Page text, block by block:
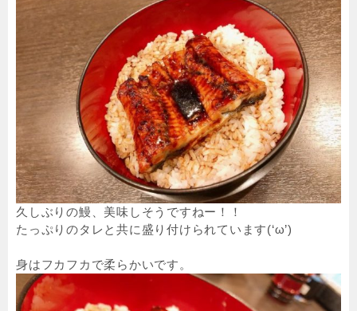
久しぶりの鰻、美味しそうですねー！！
たっぷりのタレと共に盛り付けられています(‘ω’)
身はフカフカで柔らかいです。